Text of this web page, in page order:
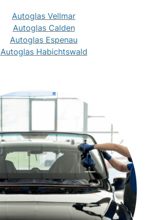
Autoglas Vellmar
Autoglas Calden
Autoglas Espenau
Autoglas Habichtswald